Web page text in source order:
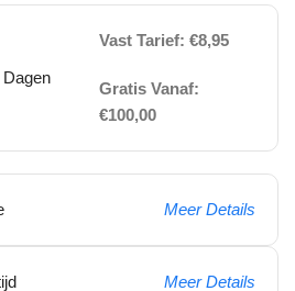
Vast Tarief: €8,95
Gratis Vanaf:
€100,00
Meer Details
Meer Details